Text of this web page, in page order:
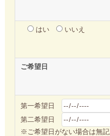
はい いいえ
ご希望日
第一希望日
第二希望日
※ご希望日がない場合は無